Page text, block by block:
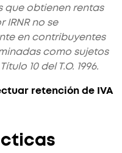
que obtienen rentas
no se
en contribuyentes
como sujetos
10 del T.O. 1996.
retención de IVA